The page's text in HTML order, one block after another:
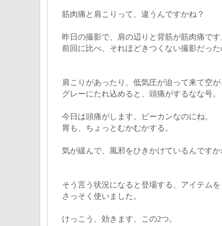
筋肉痛と肩こりって、違うんですかね？
昨日の撮影で、肩の辺りと背筋が筋肉痛で
前回に比べ、それほどきつくない撮影だっ
肩こりがあったり、低気圧が迫って来て空
グレーにたれ込めると、頭痛がするなな号。
今日は頭痛がします。ピーカンなのにね。
胃も、ちょっとむかむかする。
気が緩んで、風邪をひきかけているんです
そう言う状況になると登場する、アイテムを
さっそく使いました。
けっこう、効きます、この2つ。